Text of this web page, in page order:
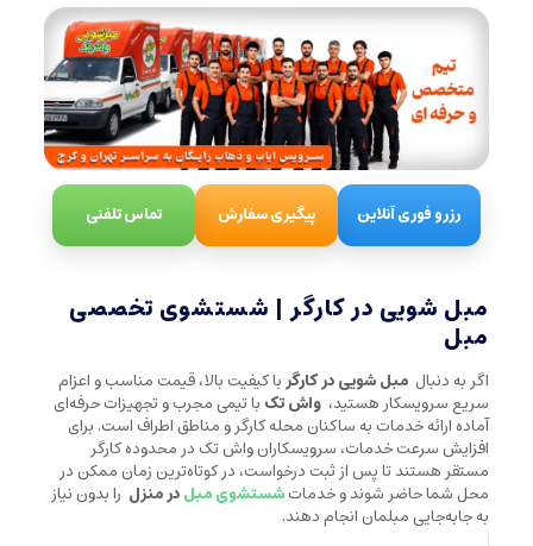
رزرو فوری آنلاین پیگیری سفارش تماس تلفنی
مبل شویی در کارگر | شستشوی تخصصی
مبل
اگر به دنبال مبل شویی در کارگربا کیفیت بالا، قیمت مناسب و اعزام
سریع سرویسکار هستید، واش تک با تیمی مجرب و تجهیزات حرفه‌ای
آماده ارائه خدمات به ساکنان محله کارگر و مناطق اطراف است. برای
افزایش سرعت خدمات، سرویسکاران واش تک در محدوده کارگر
مستقر هستند تا پس از ثبت درخواست، در کوتاه‌ترین زمان ممکن در
محل شما حاضر شوند و خدماتشستشوی مبلدر منزل را بدون نیاز
به جابه‌جایی مبلمان انجام دهند.